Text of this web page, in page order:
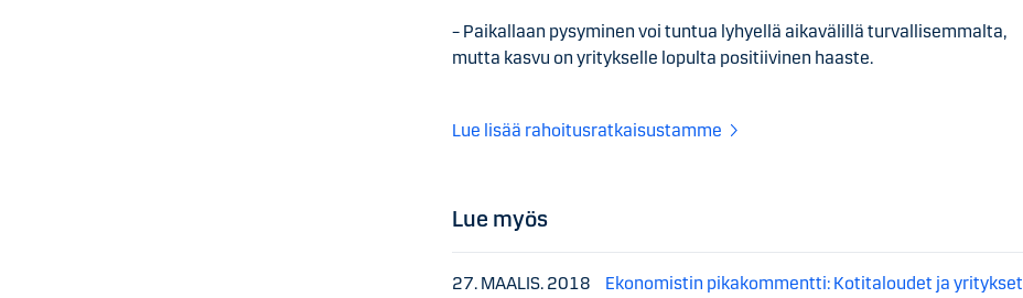
– Paikallaan pysyminen voi tuntua lyhyellä aikavälillä turvallisemmalta,
mutta kasvu on yritykselle lopulta positiivinen haaste.
Lue lisää rahoitusratkaisustamme
Lue myös
27. MAALIS. 2018
Ekonomistin pikakommentti: Kotitaloudet ja yritykset